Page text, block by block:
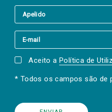
Aceito a Política de
* Todos os campos são de